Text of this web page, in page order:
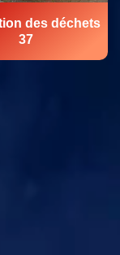
des déchets
37